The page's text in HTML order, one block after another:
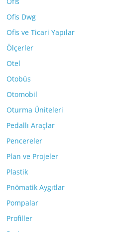
Ofis Dwg
Ofis ve Ticari Yapılar
Ölçerler
Otel
Otobüs
Otomobil
Oturma Üniteleri
Pedallı Araçlar
Pencereler
Plan ve Projeler
Plastik
Pnömatik Aygıtlar
Pompalar
Profiller